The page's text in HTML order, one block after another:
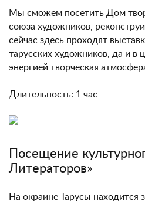
Мы сможем посетить Дом
союза художников,
сейчас здесь проходят
тарусских художников, да и
энергией творческая
Длительность: 1 час
Посещение
Литераторов»
На окраине Тарусы